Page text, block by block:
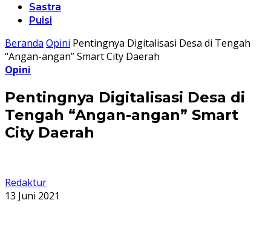
Sastra
Puisi
Beranda Opini Pentingnya Digitalisasi Desa di Tengah
“Angan-angan” Smart City Daerah
Opini
Pentingnya Digitalisasi Desa di
Tengah “Angan-angan” Smart
City Daerah
Redaktur
13 Juni 2021